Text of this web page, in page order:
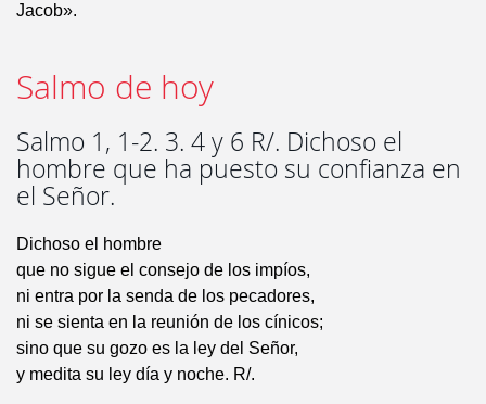
Jacob».
Salmo de hoy
Salmo 1, 1-2. 3. 4 y 6 R/. Dichoso el
hombre que ha puesto su confianza en
el Señor.
Dichoso el hombre
que no sigue el consejo de los impíos,
ni entra por la senda de los pecadores,
ni se sienta en la reunión de los cínicos;
sino que su gozo es la ley del Señor,
y medita su ley día y noche. R/.